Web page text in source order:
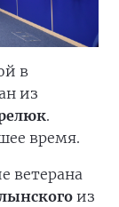
в
из
.
время.
ветерана
из